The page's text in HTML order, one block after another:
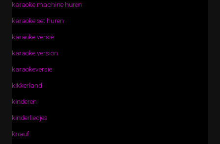
karaoke machine huren
karaoke set huren
karaoke versie
karaoke version
karaokeversie
kikkerland
kinderen
kinderliedjes
knauf